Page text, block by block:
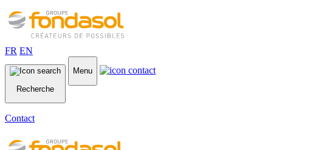
FR EN
Recherche
Menu
Contact